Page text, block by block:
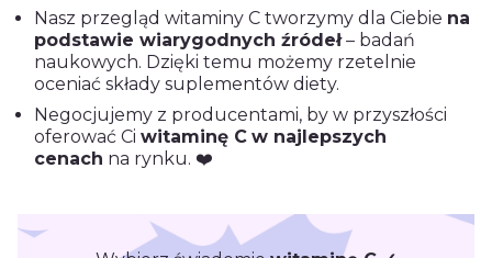
Nasz przegląd witaminy C tworzymy dla Ciebie na
podstawie wiarygodnych źródeł– badań
naukowych. Dzięki temu możemy rzetelnie
oceniać składy suplementów diety.
Negocjujemy z producentami, by w przyszłości
oferować Ci witaminę C w najlepszych
cenach na rynku. ❤️